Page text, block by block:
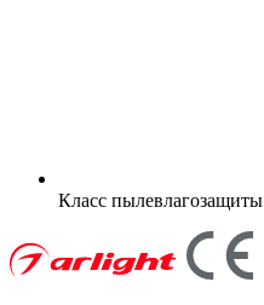
Класс пылевлагозащиты